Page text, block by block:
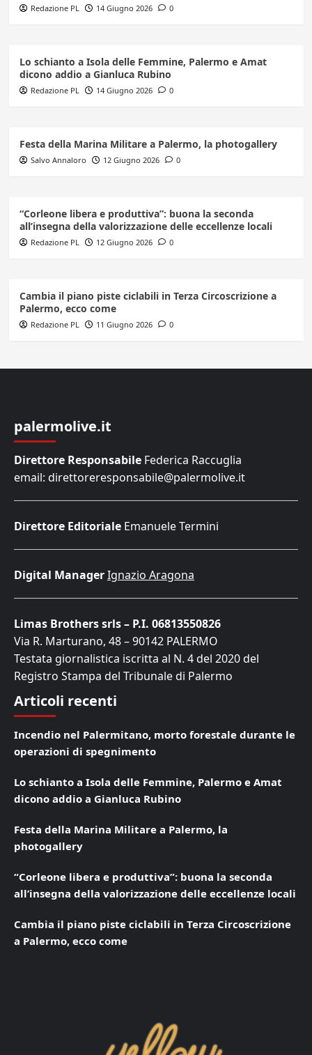
Redazione PL 14 Giugno 2026 0
Lo schianto a Isola delle Femmine, Palermo e Amat
dicono addio a Gianluca Rubino
Redazione PL 14 Giugno 2026 0
Festa della Marina Militare a Palermo, la photogallery
Salvo Annaloro 12 Giugno 2026 0
“Corleone libera e produttiva”: buona la seconda
all’insegna della valorizzazione delle eccellenze locali
Redazione PL 12 Giugno 2026 0
Cambia il piano piste ciclabili in Terza Circoscrizione a
Palermo, ecco come
Redazione PL 11 Giugno 2026 0
palermolive.it
Direttore Responsabile Federica Raccuglia
email: direttoreresponsabile@palermolive.it
Direttore Editoriale Emanuele Termini
Digital ManagerIgnazio Aragona
Limas Brothers srls – P.I. 06813550826
Via R. Marturano, 48 – 90142 PALERMO
Testata giornalistica iscritta al N. 4 del 2020 del
Registro Stampa del Tribunale di Palermo
Articoli recenti
Incendio nel Palermitano, morto forestale durante le
operazioni di spegnimento
Lo schianto a Isola delle Femmine, Palermo e Amat
dicono addio a Gianluca Rubino
Festa della Marina Militare a Palermo, la
photogallery
“Corleone libera e produttiva”: buona la seconda
all’insegna della valorizzazione delle eccellenze locali
Cambia il piano piste ciclabili in Terza Circoscrizione
a Palermo, ecco come